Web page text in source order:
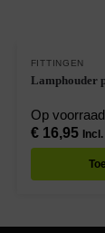
FITTINGEN
Lamphouder
Op voorraad
€16,95